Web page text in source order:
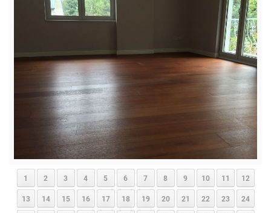
1 2 3 4 5 6 7 8 9 10 11 12
13 14 15 16 17 18 19 20 21 22 23 24